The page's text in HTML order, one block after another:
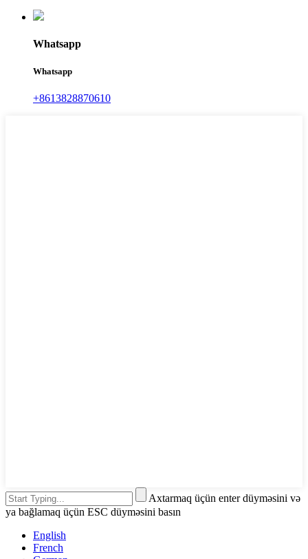
Whatsapp
Whatsapp
+8613828870610
Axtarmaq üçün enter düyməsini və
ya bağlamaq üçün ESC düyməsini basın
English
French